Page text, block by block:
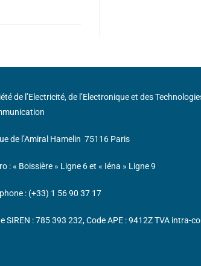
de l’Electricité, de l’Electronique et des
de l’Amiral Hamelin 75116 Paris
: « Boissière » Ligne 6 et « Iéna » Ligne 9
: (+33) 1 56 90 37 17
SIREN : 785 393 232, Code APE : 9412Z TVA intra-